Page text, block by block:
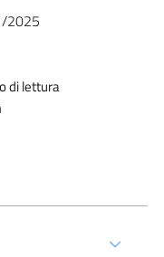
2025
di lettura